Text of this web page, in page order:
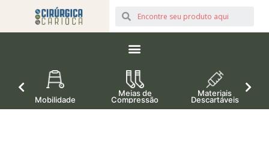
Mobilidade
Meias de
Compressão
Materiais
Descartáveis